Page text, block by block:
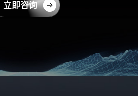
立即咨询